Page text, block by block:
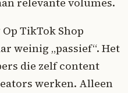
TikTok Shop
weinig „passief“. Het
die zelf content
werken. Alleen